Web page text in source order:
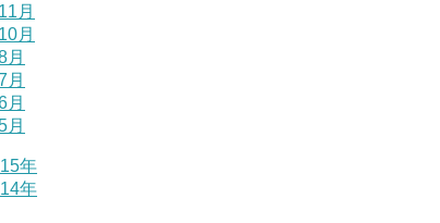
11月
10月
月
月
月
月
年
年